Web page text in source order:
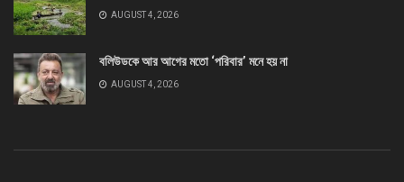
AUGUST 4, 2026
বলিউডকে আর আগের মতো ‘পরিবার’ মনে হয় না
AUGUST 4, 2026